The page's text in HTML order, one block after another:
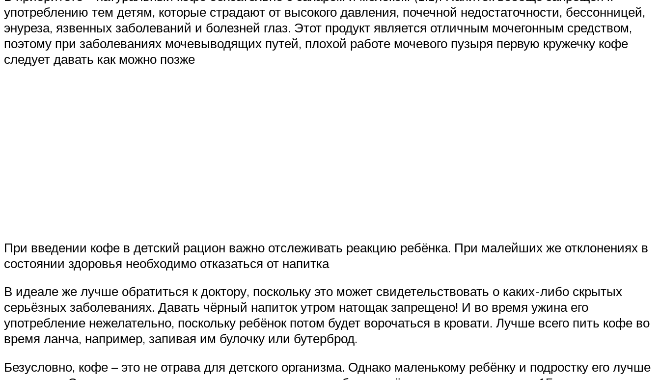
употреблению тем детям, которые страдают от высокого давления, почечной недостаточности, бессонницей,
энуреза, язвенных заболеваний и болезней глаз. Этот продукт является отличным мочегонным средством,
поэтому при заболеваниях мочевыводящих путей, плохой работе мочевого пузыря первую кружечку кофе
следует давать как можно позже
При введении кофе в детский рацион важно отслеживать реакцию ребёнка. При малейших же отклонениях в
состоянии здоровья необходимо отказаться от напитка
В идеале же лучше обратиться к доктору, поскольку это может свидетельствовать о каких-либо скрытых
серьёзных заболеваниях. Давать чёрный напиток утром натощак запрещено! И во время ужина его
употребление нежелательно, поскольку ребёнок потом будет ворочаться в кровати. Лучше всего пить кофе во
время ланча, например, запивая им булочку или бутерброд.
Безусловно, кофе – это не отрава для детского организма. Однако маленькому ребёнку и подростку его лучше